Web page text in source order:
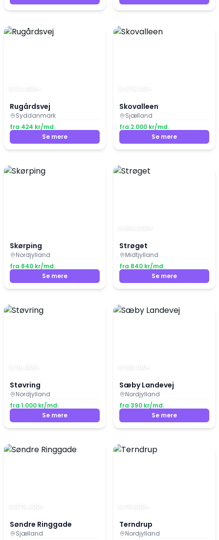
Rugårdsvej
Syddanmark
fra 424 kr/md.
Se mere
Skovalleen
Sjælland
fra 2.000 kr/md.
Se mere
Skørping
Nordjylland
fra 840 kr/md.
Se mere
608.300
Strøget
Midtjylland
fra 840 kr/md.
Se mere
Støvring
Nordjylland
fra 1.000 kr/md.
Se mere
Sæby Landevej
Nordjylland
fra 390 kr/md.
Se mere
Søndre Ringgade
Sjælland
Terndrup
Nordjylland